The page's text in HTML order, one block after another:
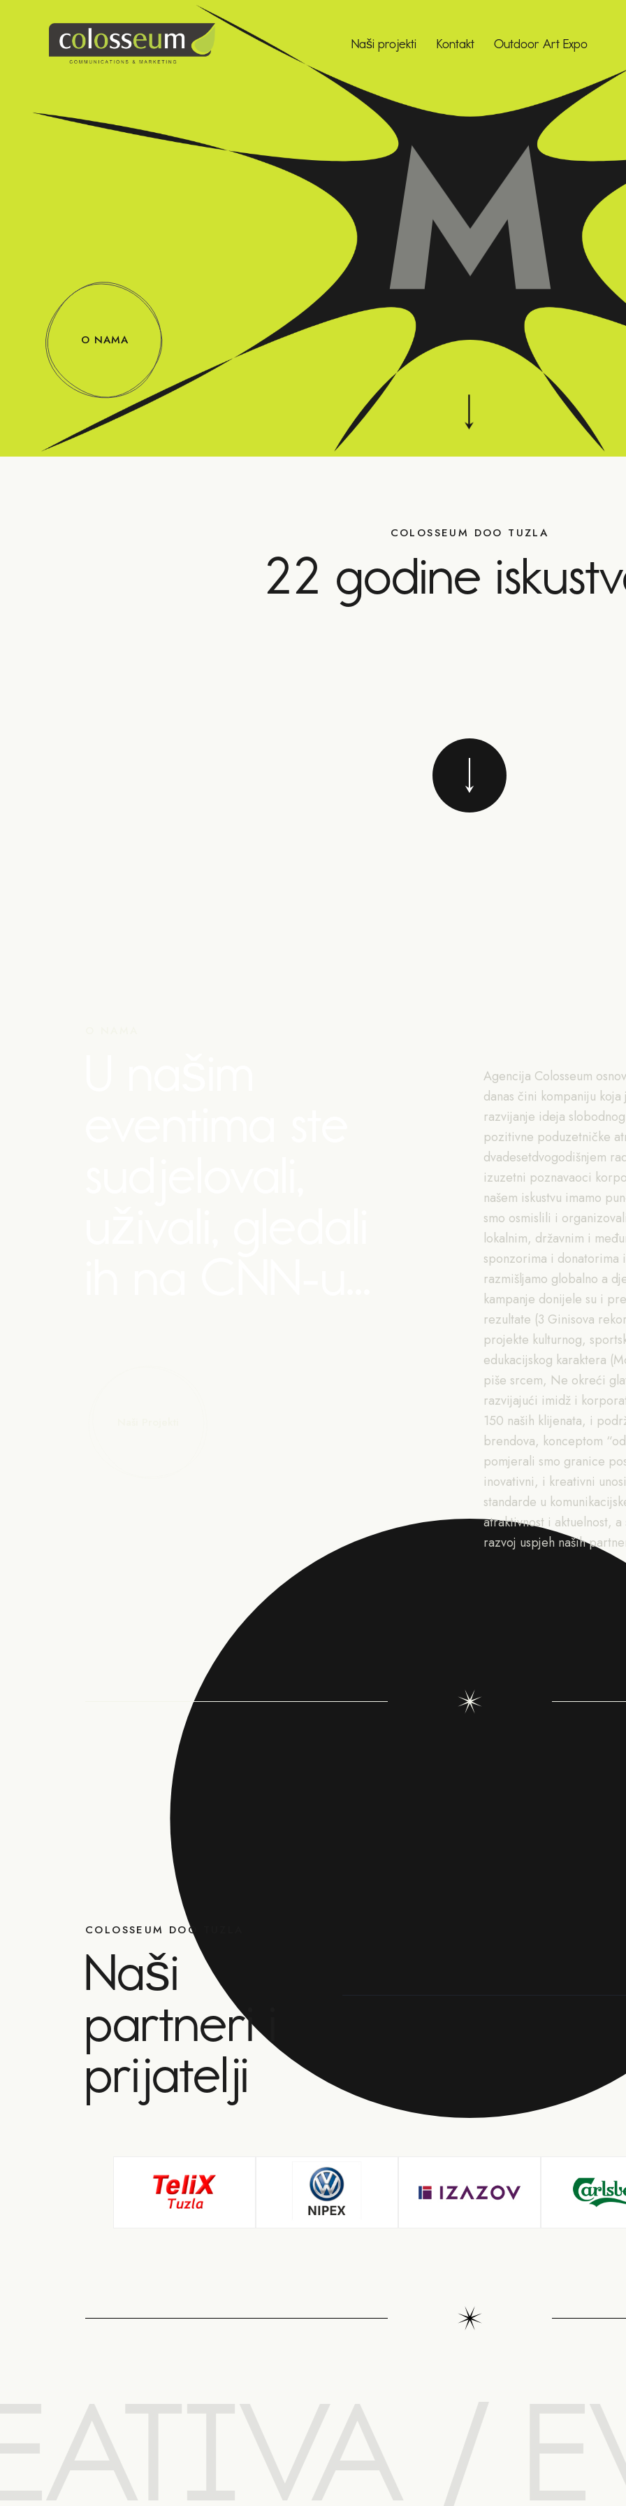
Naši projekti Kontakt Outdoor Art Expo
O NAMA
COLOSSEUM
CREATIVE AGENCY
COLOSSEUM DOO TUZLA
22 godine
Agencija Colosseum
danas čini kompaniju
razvijanje ideja
pozitivne poduzetničke
dvadesetdvogodišnjem
izuzetni poznavaoci
našem iskustvu imamo
smo osmislili i
lokalnim, državnim i
sponzorima i donatorima
razmišljamo globalno a
kampanje donijele su i
rezultate (3 Ginisova
projekte kulturnog,
edukacijskog karaktera
piše srcem, Ne okreći
razvijajući imidž i
150 naših klijenata, i
brendova, konceptom
pomjerali smo granice
inovativni, i kreativni
standarde u
atraktivnost i aktuelnost,
razvoj uspjeh naših
COLOSSEUM DOO TUZLA
Naši
partneri i
prijatelji